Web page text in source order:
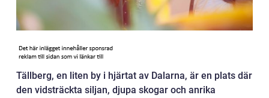
Tällberg, en liten by i hjärtat av Dalarna, är en plats där
den vidsträckta siljan, djupa skogar och anrika